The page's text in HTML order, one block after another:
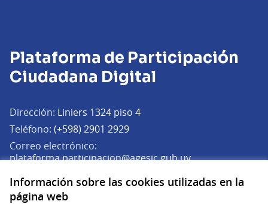
Información sobre las cookies utilizadas en la
página web
Plataforma de Participación
Ciudadana Digital
Dirección: Liniers 1324 piso 4
Teléfono: (+598) 2901 2929
Correo electrónico:
plataforma.participacion@agesic.gub.uy(Abrir en una
Horario de atención:
Lunes a viernes de 9:30 a 17:30 hs.